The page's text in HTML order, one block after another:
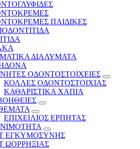
ΠΑΙΔΙΚΕΣ
ΔΙΑΛΥΜΑΤΑ
ΟΔΟΝΤΟΣΤΟΙΧΕΙΕΣ
ΚΟΛΛΕΣ ΟΔΟΝΤΟΣΤΟΙΧΙΑΣ
ΚΑΘΑΡΙΣΤΙΚΑ ΧΑΠΙΑ
ΕΠΙΧΕΙΛΙΟΣ ΕΡΠΗΤΑΣ
ΕΓΚΥΜΟΣΥΝΗΣ
ΩΟΡΡΗΞΙΑΣ